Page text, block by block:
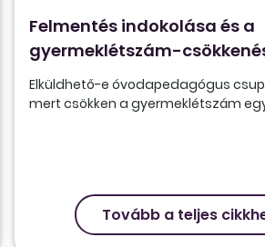
Felmentés indokolása és a
gyermeklétszám-
Elküldhető-e óvodapedagógus
mert csökken a gyermeklétszám
Tovább a teljes